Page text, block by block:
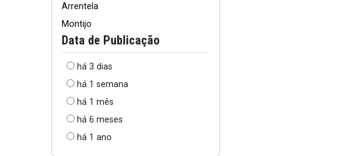
Arrentela
Montijo
Data de Publicação
há 3 dias
há 1 semana
há 1 mês
há 6 meses
há 1 ano